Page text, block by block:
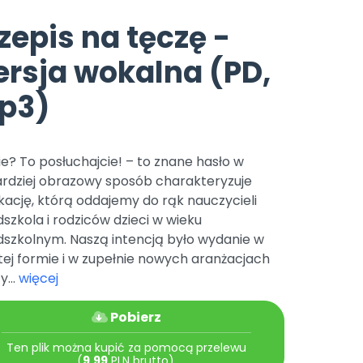
Archiwalne numery
Pomoc
Nowości
Promocje
r. Nr decyzji:
Bliżej Pieska
Pomoc zwierzętom
Książka (dla) Przedszkolaka
Promowanie czytelnictwa
TikTok
Zobacz nas na TikToku
YouTube
Filmy edukacyjne
na tęczę -
wokalna (PD,
To posłuchajcie! – to znane hasło w
obrazowy sposób charakteryzuje
którą oddajemy do rąk nauczycieli
i rodziców dzieci w wieku
Naszą intencją było wydanie w
formie i w zupełnie nowych aranżacjach
więcej
Pobierz
Ten plik można kupić za pomocą przelewu